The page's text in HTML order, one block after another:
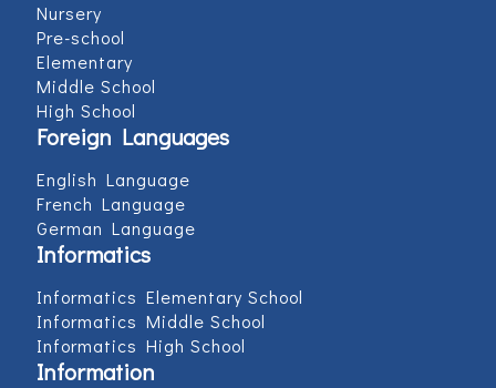
Nursery
Pre-school
Elementary
Middle School
High School
Foreign Languages
English Language
French Language
German Language
Informatics
Informatics Elementary School
Informatics Middle School
Informatics High School
Information